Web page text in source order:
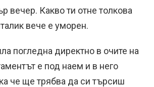
вечер. Какво ти отне толкова
вече е уморен.
погледна директно в очите на
е под наем и в него
че ще трябва да си търсиш